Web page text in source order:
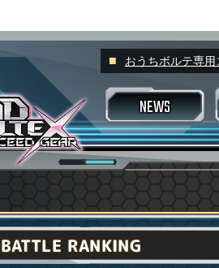
NEWS
プレーの基本 ゲー
好敵手
すべて スコ
プロフィール プレー
アチーブメント
おうちボルテ専
BATTLE RANKING